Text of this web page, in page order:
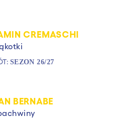
CREMASCHI
SEZON 26/27
BERNABE